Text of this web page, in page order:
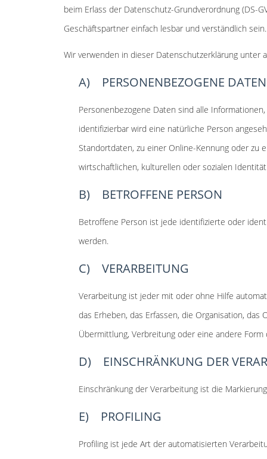
beim Erlass der Datenschutz-Grundverordnung (DS-
Geschäftspartner einfach lesbar und verständlich
Wir verwenden in dieser Datenschutzerklärung unter
A) PERSONENBEZOGENE DATEN
Personenbezogene Daten sind alle
identifizierbar wird eine natürliche Person
Standortdaten, zu einer Online-Kennung oder zu
wirtschaftlichen, kulturellen oder sozialen
B) BETROFFENE PERSON
Betroffene Person ist jede identifizierte oder
werden.
C) VERARBEITUNG
Verarbeitung ist jeder mit oder ohne Hilfe
das Erheben, das Erfassen, die Organisation,
Übermittlung, Verbreitung oder eine andere
D) EINSCHRÄNKUNG DER
Einschränkung der Verarbeitung ist die
E) PROFILING
Profiling ist jede Art der automatisierten